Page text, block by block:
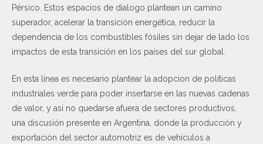
Pérsico. Estos espacios de dialogo plantean un camino
superador, acelerar la transición energética, reducir la
dependencia de los combustibles fósiles sin dejar de lado los
impactos de esta transición en los países del sur global.
En esta línea es necesario plantear la adopcion de políticas
industriales verde para poder insertarse en las nuevas cadenas
de valor, y así no quedarse afuera de sectores productivos,
una discusión presente en Argentina, donde la producción y
exportación del sector automotriz es de vehículos a